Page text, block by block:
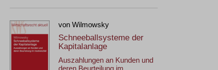
von Wilmowsky
Schneeballsysteme der
Kapitalanlage
Auszahlungen an Kunden und
deren Beurteilung im